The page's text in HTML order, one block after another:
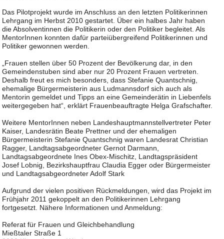
Das Pilotprojekt wurde im Anschluss an den letzten Politikerinnen
Lehrgang im Herbst 2010 gestartet. Über ein halbes Jahr haben
die Absolventinnen die Politikerin oder den Politiker begleitet. Als
MentorInnen konnten dafür parteiübergreifend Politikerinnen und
Politiker gewonnen werden.
„Frauen stellen über 50 Prozent der Bevölkerung dar, in den
Gemeindenstuben sind aber nur 20 Prozent Frauen vertreten.
Deshalb freut es mich besonders, dass Stefanie Quantschnig,
ehemalige Bürgermeisterin aus Ludmannsdorf sich auch als
Mentorin gemeldet und Tipps an eine Gemeinderätin in Liebenfels
weitergegeben hat“, erklärt Frauenbeauftragte Helga Grafschafter.
Weitere MentorInnen neben Landeshauptmannstellvertreter Peter
Kaiser, Landesrätin Beate Prettner und der ehemaligen
Bürgermeisterin Stefanie Quantschnig waren Landesrat Christian
Ragger, Landtagsabgeordneter Gernot Darmann,
Landtagsabgeordnete Ines Obex-Mischitz, Landtagspräsident
Josef Lobnig, Bezirkshauptfrau Claudia Egger oder Bürgermeister
und Landtagsabgeordneter Adolf Stark
Aufgrund der vielen positiven Rückmeldungen, wird das Projekt im
Frühjahr 2011 gekoppelt an den Politikerinnen Lehrgang
fortgesetzt. Nähere Informationen und Anmeldung:
Referat für Frauen und Gleichbehandlung
Mießtaler Straße 1